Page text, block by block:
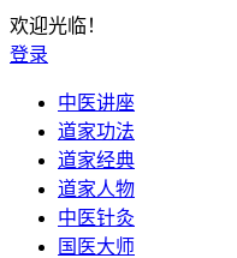
欢迎光临！
登录
中医讲座
道家功法
道家经典
道家人物
中医针灸
国医大师